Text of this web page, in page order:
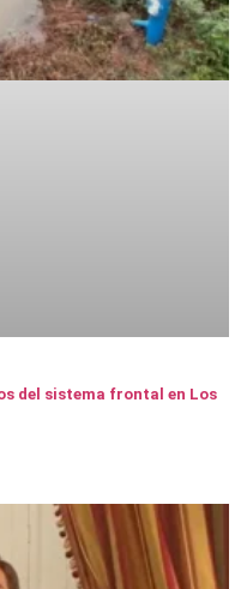
del sistema frontal en Los